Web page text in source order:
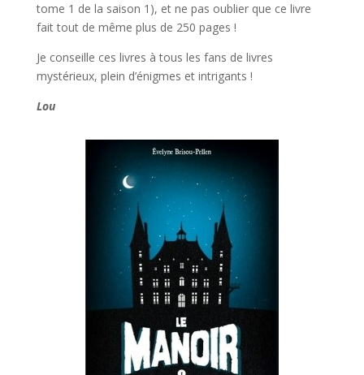
tome 1 de la saison 1), et ne pas oublier que ce livre
fait tout de même plus de 250 pages !
Je conseille ces livres à tous les fans de livres
mystérieux, plein d’énigmes et intrigants !
Lou